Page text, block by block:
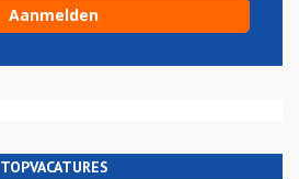
TOPVACATURES